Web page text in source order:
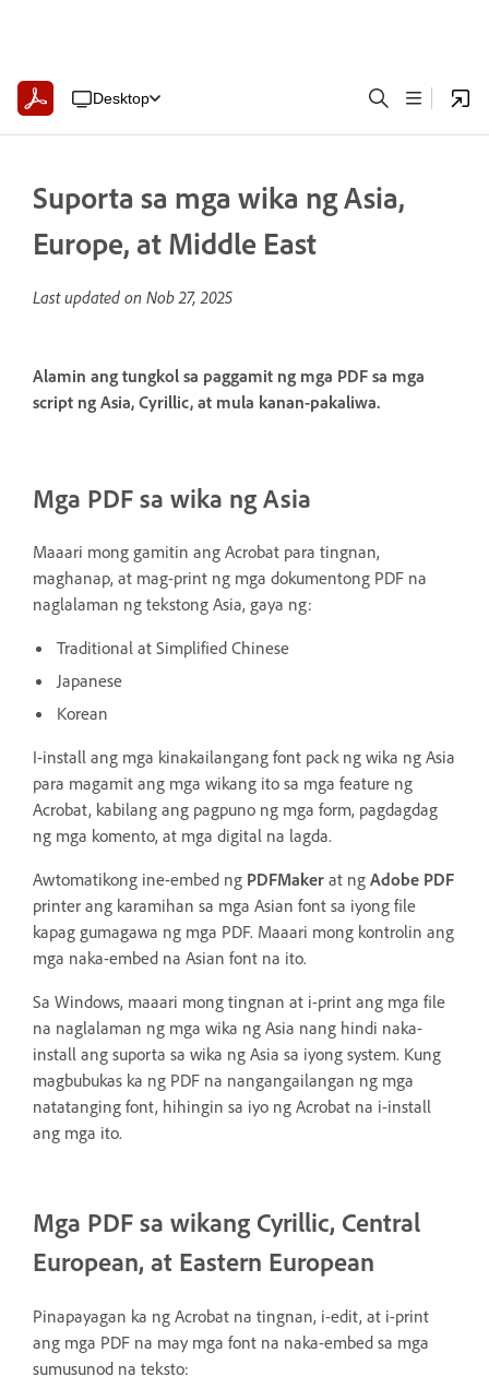
Desktop
Suporta sa mga wika ng Asia,
Europe, at Middle East
Last updated on Nob 27, 2025
Alamin ang tungkol sa paggamit ng mga PDF sa mga
script ng Asia, Cyrillic, at mula kanan-pakaliwa.
Mga PDF sa wika ng Asia
Maaari mong gamitin ang Acrobat para tingnan,
maghanap, at mag-print ng mga dokumentong PDF na
naglalaman ng tekstong Asia, gaya ng:
Traditional at Simplified Chinese
Japanese
Korean
I-install ang mga kinakailangang font pack ng wika ng Asia
para magamit ang mga wikang ito sa mga feature ng
Acrobat, kabilang ang pagpuno ng mga form, pagdagdag
ng mga komento, at mga digital na lagda.
Awtomatikong ine-embed ng PDFMaker at ng Adobe PDF
printer ang karamihan sa mga Asian font sa iyong file
kapag gumagawa ng mga PDF. Maaari mong kontrolin ang
mga naka-embed na Asian font na ito.
Sa Windows, maaari mong tingnan at i-print ang mga file
na naglalaman ng mga wika ng Asia nang hindi naka-
install ang suporta sa wika ng Asia sa iyong system. Kung
magbubukas ka ng PDF na nangangailangan ng mga
natatanging font, hihingin sa iyo ng Acrobat na i-install
ang mga ito.
Mga PDF sa wikang Cyrillic, Central
European, at Eastern European
Pinapayagan ka ng Acrobat na tingnan, i-edit, at i-print
ang mga PDF na may mga font na naka-embed sa mga
sumusunod na teksto: